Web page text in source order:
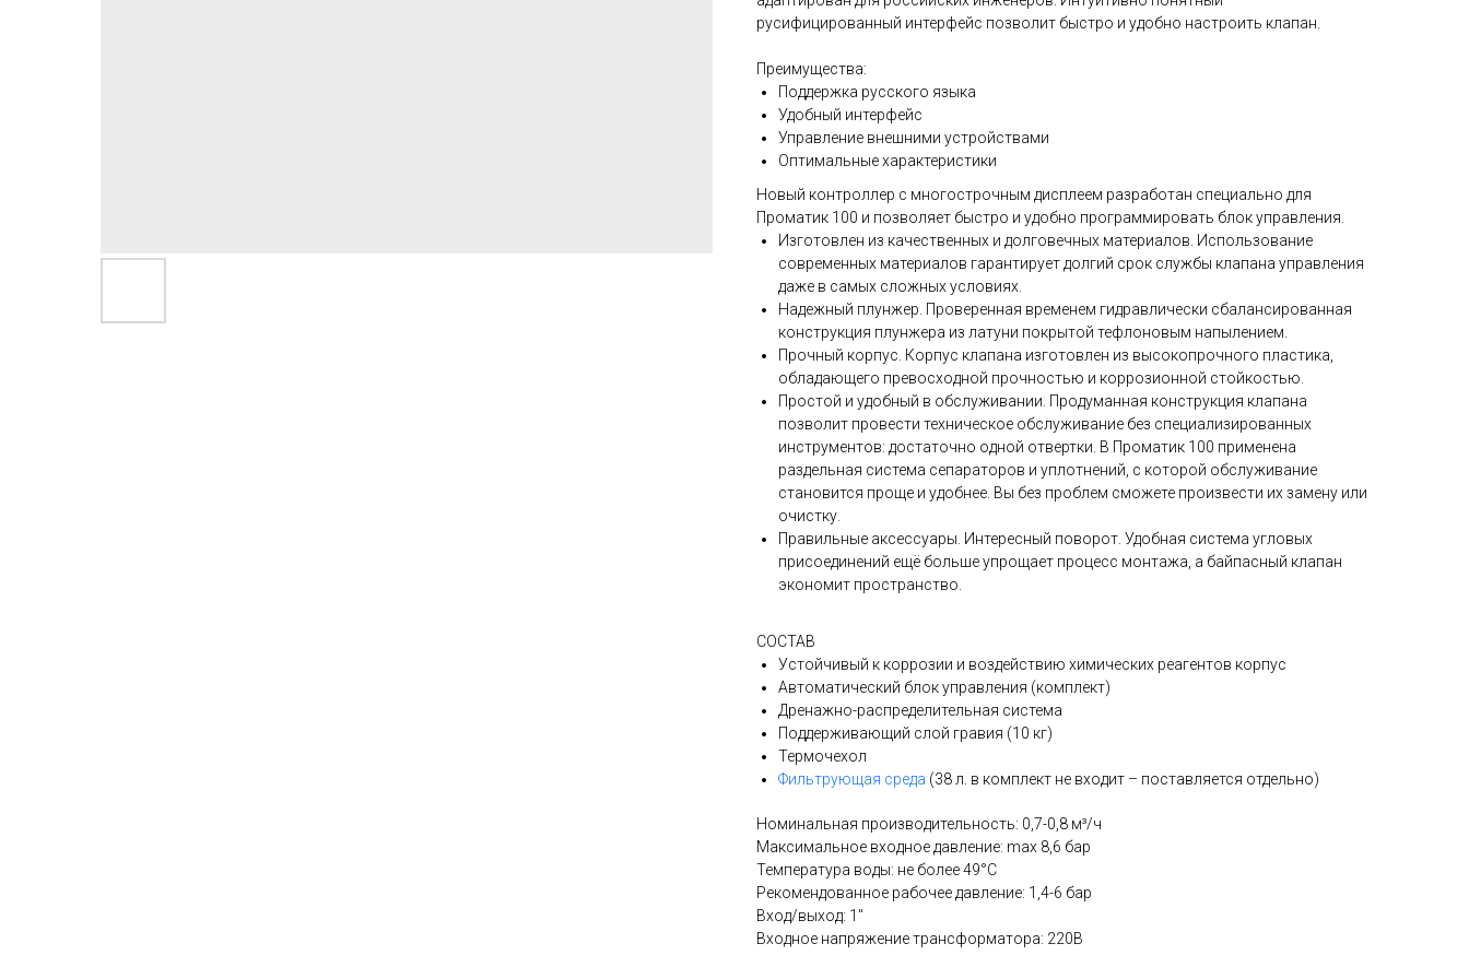
русифицированный интерфейс позволит быстро и удобно настроить клапан.
Преимущества:
Поддержка русского языка
Удобный интерфейс
Управление внешними устройствами
Оптимальные характеристики
Новый контроллер с многострочным дисплеем разработан специально для
Проматик 100 и позволяет быстро и удобно программировать блок управления.
Изготовлен из качественных и долговечных материалов. Использование
современных материалов гарантирует долгий срок службы клапана управления
даже в самых сложных условиях.
Надежный плунжер. Проверенная временем гидравлически сбалансированная
конструкция плунжера из латуни покрытой тефлоновым напылением.
Прочный корпус. Корпус клапана изготовлен из высокопрочного пластика,
обладающего превосходной прочностью и коррозионной стойкостью.
Простой и удобный в обслуживании. Продуманная конструкция клапана
позволит провести техническое обслуживание без специализированных
инструментов: достаточно одной отвертки. В Проматик 100 применена
раздельная система сепараторов и уплотнений, с которой обслуживание
становится проще и удобнее. Вы без проблем сможете произвести их замену или
очистку.
Правильные аксессуары. Интересный поворот. Удобная система угловых
присоединений ещё больше упрощает процесс монтажа, а байпасный клапан
экономит пространство.
СОСТАВ
Устойчивый к коррозии и воздействию химических реагентов корпус
Автоматический блок управления (комплект)
Дренажно-распределительная система
Поддерживающий слой гравия (10 кг)
Термочехол
Фильтрующая среда (38 л. в комплект не входит – поставляется отдельно)
Номинальная производительность: 0,7-0,8 м³/ч
Максимальное входное давление: max 8,6 бар
Температура воды: не более 49°С
Рекомендованное рабочее давление: 1,4-6 бар
Вход/выход: 1"
Входное напряжение трансформатора: 220В